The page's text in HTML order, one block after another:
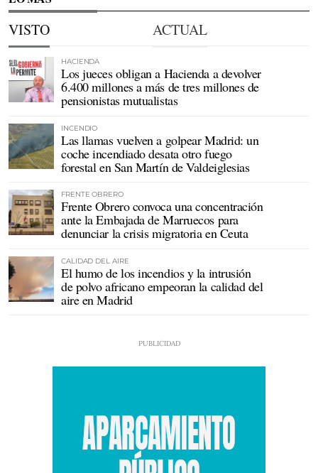
VISTO ACTUAL
HACIENDA
Los jueces obligan a Hacienda a devolver
6.400 millones a más de tres millones de
pensionistas mutualistas
INCENDIO
Las llamas vuelven a golpear Madrid: un
coche incendiado desata otro fuego
forestal en San Martín de Valdeiglesias
FRENTE OBRERO
Frente Obrero convoca una concentración
ante la Embajada de Marruecos para
denunciar la crisis migratoria en Ceuta
CALIDAD DEL AIRE
El humo de los incendios y la intrusión
de polvo africano empeoran la calidad del
aire en Madrid